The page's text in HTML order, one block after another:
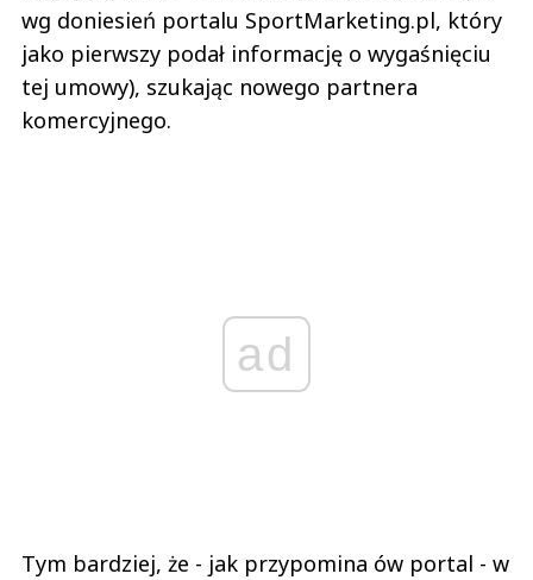
wg doniesień portalu SportMarketing.pl, który
jako pierwszy podał informację o wygaśnięciu
tej umowy), szukając nowego partnera
komercyjnego.
ad
Tym bardziej, że - jak przypomina ów portal - w